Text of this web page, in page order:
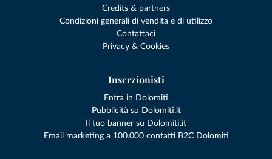
Credits & partners
Condizioni generali di vendita e di utilizzo
Contattaci
Privacy & Cookies
Inserzionisti
Entra in Dolomiti
Pubblicità su Dolomiti.it
Il tuo banner su Dolomiti.it
Email marketing a 100.000 contatti B2C Dolomiti